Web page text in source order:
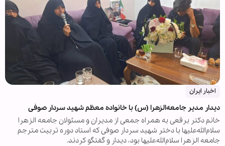
اخبار ایران
دیدار مدیر جامعه‌الزهرا (س) با خانواده معظم شهید سردار صوفی
خانم دکتر برقعی به همراه جمعی از مدیران و مسئولان جامعه الزهرا
سلام‌الله‌علیها با دختر شهید سردار صوفی که استاد دوره تربیت مترجم
جامعه الزهرا سلام‌الله‌علیها بود، دیدار و گفتگو کردند.